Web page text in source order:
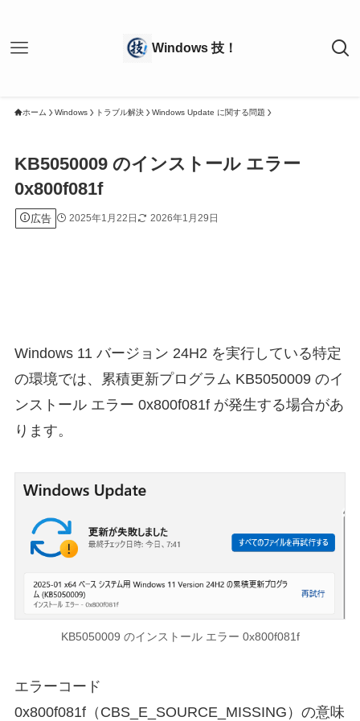
ホーム Windows トラブル解決 Windows Update に関する問題
KB5050009 のインストール エラー
0x800f081f
広告 2025年1月22日 2026年1月29日
Windows 11 バージョン 24H2 を実行している特定
の環境では、累積更新プログラム KB5050009 のイ
ンストール エラー 0x800f081f が発生する場合があ
ります。
KB5050009 のインストール エラー 0x800f081f
エラーコード
0x800f081f（CBS_E_SOURCE_MISSING）の意味